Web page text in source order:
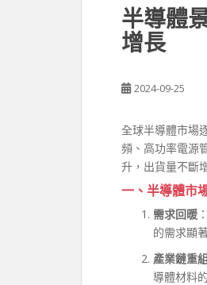
半導體
增長
2024-09-25
全球半導體市場
頻、高功率電源
升，出貨量不斷
一、半導體市
需求回暖
的需求顯
產業鏈重組
導體材料